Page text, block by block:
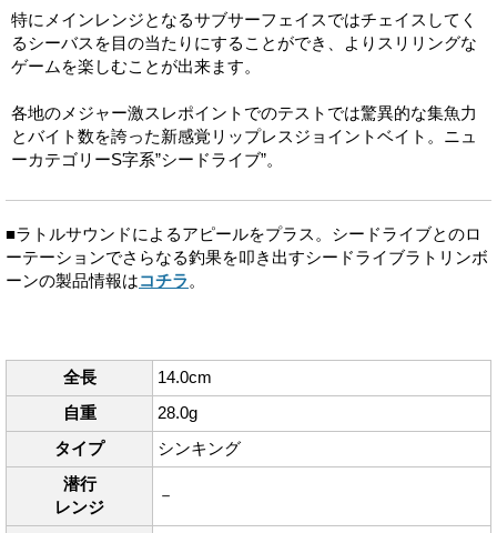
特にメインレンジとなるサブサーフェイスではチェイスしてく
るシーバスを目の当たりにすることができ、よりスリリングな
ゲームを楽しむことが出来ます。
各地のメジャー激スレポイントでのテストでは驚異的な集魚力
とバイト数を誇った新感覚リップレスジョイントベイト。ニュ
ーカテゴリーS字系”シードライブ”。
■ラトルサウンドによるアピールをプラス。シードライブとのロ
ーテーションでさらなる釣果を叩き出すシードライブラトリンボ
ーンの製品情報はコチラ 。
全長
14.0cm
自重
28.0g
タイプ
シンキング
潜行
レンジ
－